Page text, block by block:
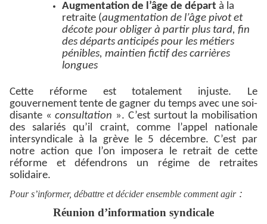
Augmentation de l’âge de départ à la
retraite (augmentation de l’âge pivot et
décote pour obliger à partir plus tard, fin
des départs anticipés pour les métiers
pénibles, maintien fictif des carrières
longues
Cette réforme est totalement injuste. Le
gouvernement tente de gagner du temps avec une soi-
disante «consultation ». C’est surtout la mobilisation
des salariés qu’il craint, comme l’appel nationale
intersyndicale à la grève le 5 décembre. C’est par
notre action que l’on imposera le retrait de cette
réforme et défendrons un régime de retraites
solidaire.
Pour s’informer, débattre et décider ensemble comment agir:
Réunion d’information syndicale